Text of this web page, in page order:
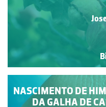
NASCIMENTO DE
DA GALHA DE